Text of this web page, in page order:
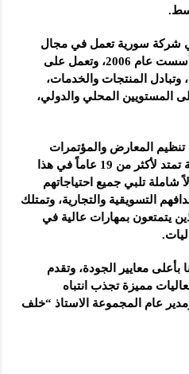
شركة سورية تعمل في مجال
تنظيم المعارض والمؤتمرات، تأسست عام 2006، وتعمل على
وتبادل المنتجات والخدمات،
المستويين المحلي والدولي،
المعارض والمؤتمرات
والفعاليات، وتمتلك خبرة واسعة تمتد لأكثر من 19 عاماً في هذا
شاملة تلبي جميع احتياجاتهم
التسويقية والتجارية، وتمتلك
يتمتعون بمهارات عالية في
بأعلى معايير الجودة، وتقدم
مميزة تجذب انتباه
عام المجموعة الاستاذ “خلف